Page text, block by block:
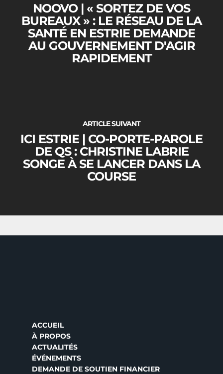
NOOVO | « SORTEZ DE VOS
BUREAUX » : LE RÉSEAU DE LA
SANTÉ EN ESTRIE DEMANDE
AU GOUVERNEMENT D'AGIR
RAPIDEMENT
ARTICLE SUIVANT
ICI ESTRIE | CO-PORTE-PAROLE
DE QS : CHRISTINE LABRIE
SONGE À SE LANCER DANS LA
COURSE
ACCUEIL
À PROPOS
ACTUALITÉS
ÉVÉNEMENTS
DEMANDE DE SOUTIEN FINANCIER